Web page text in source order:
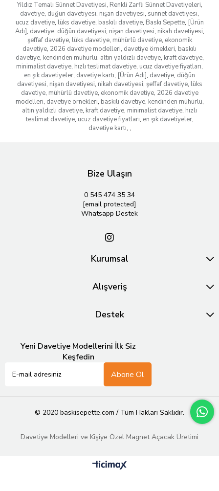
Yıldız Temalı Sünnet Davetiyesi, Renkli Zarflı Sünnet Davetiyeleri,
davetiye, düğün davetiyesi, nişan davetiyesi, sünnet davetiyesi,
ucuz davetiye, lüks davetiye, baskılı davetiye, Baskı Sepette, [Ürün
Adı], davetiye, düğün davetiyesi, nişan davetiyesi, nikah davetiyesi,
şeffaf davetiye, lüks davetiye, mühürlü davetiye, ekonomik
davetiye, 2026 davetiye modelleri, davetiye örnekleri, baskılı
davetiye, kendinden mühürlü, altın yaldızlı davetiye, kraft davetiye,
minimalist davetiye, hızlı teslimat davetiye, ucuz davetiye fiyatları,
en şık davetiyeler, davetiye kartı, [Ürün Adı], davetiye, düğün
davetiyesi, nişan davetiyesi, nikah davetiyesi, şeffaf davetiye, lüks
davetiye, mühürlü davetiye, ekonomik davetiye, 2026 davetiye
modelleri, davetiye örnekleri, baskılı davetiye, kendinden mühürlü,
altın yaldızlı davetiye, kraft davetiye, minimalist davetiye, hızlı
teslimat davetiye, ucuz davetiye fiyatları, en şık davetiyeler,
davetiye kartı, ,
Bize Ulaşın
0 545 474 35 34
[email protected]
Whatsapp Destek
Kurumsal
Alışveriş
Destek
Yeni Davetiye Modellerini İlk Siz
Keşfedin
Abone Ol
© 2020 baskisepette.com / Tüm Hakları Saklıdır.
Davetiye Modelleri ve Kişiye Özel Magnet Açacak Üretimi